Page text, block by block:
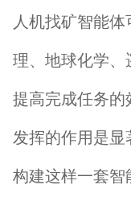
人机找矿智能
理、地球化学、
提高完成任务的
发挥的作用是显
构建这样一套智